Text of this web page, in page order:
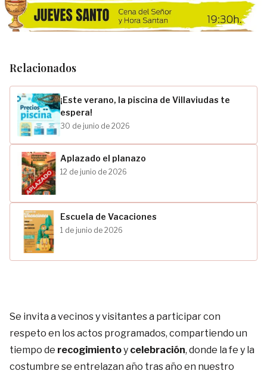
Se invita a vecinos y visitantes a participar con
respeto en los actos programados, compartiendo un
tiempo de recogimientoy celebración, donde la fe y la
costumbre se entrelazan año tras año en nuestro
Relacionados
¡Este verano, la piscina de Villaviudas te
espera!
30 de junio de 2026
Aplazado el planazo
12 de junio de 2026
Escuela de Vacaciones
1 de junio de 2026